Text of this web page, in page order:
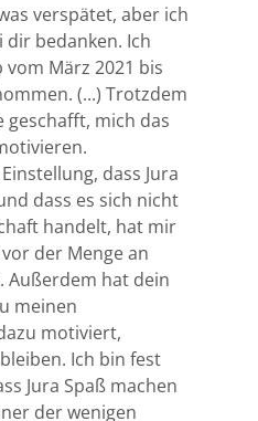
verspätet, aber ich
bedanken. Ich
vom März 2021 bis
(...) Trotzdem
geschafft, mich das
dass Jura
dass es sich nicht
handelt, hat mir
der Menge an
Außerdem hat dein
meinen
motiviert,
Ich bin fest
Jura Spaß machen
der wenigen